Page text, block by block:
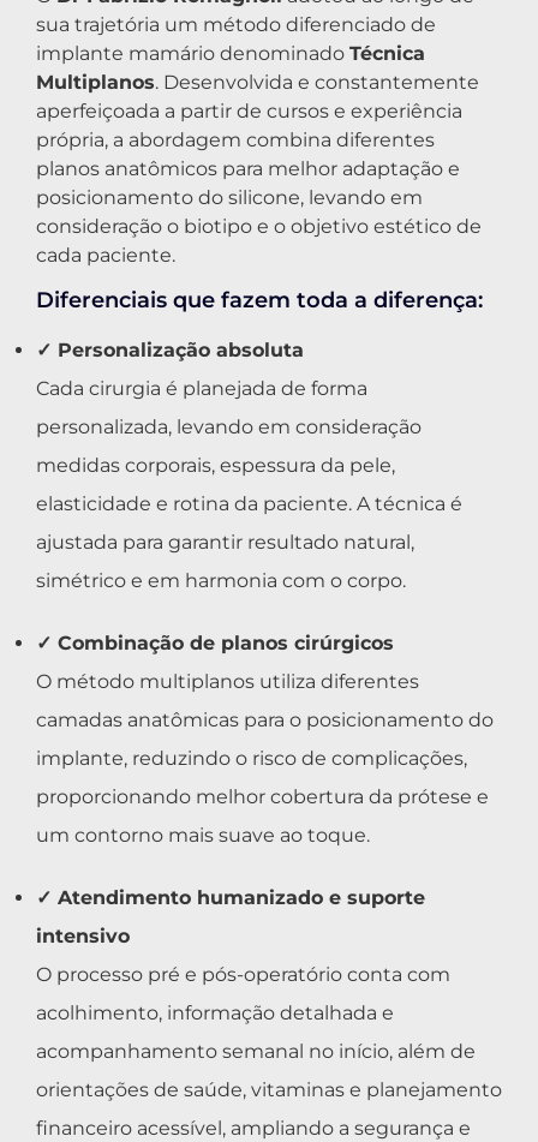
sua trajetória um método diferenciado de
implante mamário denominado Técnica
Multiplanos. Desenvolvida e constantemente
aperfeiçoada a partir de cursos e experiência
própria, a abordagem combina diferentes
planos anatômicos para melhor adaptação e
posicionamento do silicone, levando em
consideração o biotipo e o objetivo estético de
cada paciente.
Diferenciais que fazem toda a diferença:
✓ Personalização absoluta
Cada cirurgia é planejada de forma
personalizada, levando em consideração
medidas corporais, espessura da pele,
elasticidade e rotina da paciente. A técnica é
ajustada para garantir resultado natural,
simétrico e em harmonia com o corpo.
✓ Combinação de planos cirúrgicos
O método multiplanos utiliza diferentes
camadas anatômicas para o posicionamento do
implante, reduzindo o risco de complicações,
proporcionando melhor cobertura da prótese e
um contorno mais suave ao toque.
✓ Atendimento humanizado e suporte
intensivo
O processo pré e pós-operatório conta com
acolhimento, informação detalhada e
acompanhamento semanal no início, além de
orientações de saúde, vitaminas e planejamento
financeiro acessível, ampliando a segurança e